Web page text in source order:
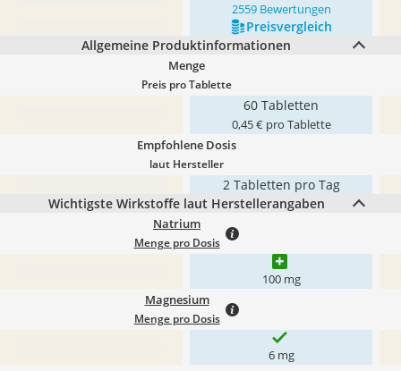
2559 Bewertungen
Preis­vergleich
Allgemeine Produktinformationen
Menge
Preis pro Tablette
60 Tabletten
0,45 € pro Tablette
Empfohlene Dosis
laut Hersteller
2 Tabletten pro Tag
Wichtigste Wirkstoffe laut Herstellerangaben
Natrium
Menge pro Dosis
100 mg
Magnesium
Menge pro Dosis
6 mg